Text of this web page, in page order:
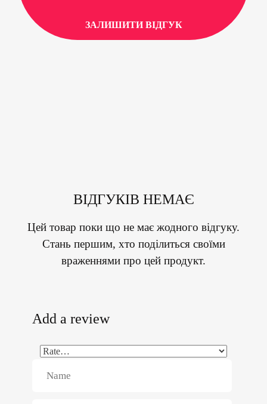
ЗАЛИШИТИ ВІДГУК
ВІДГУКІВ НЕМАЄ
Цей товар поки що не має жодного відгуку.
Стань першим, хто поділиться своїми
враженнями про цей продукт.
Add a review